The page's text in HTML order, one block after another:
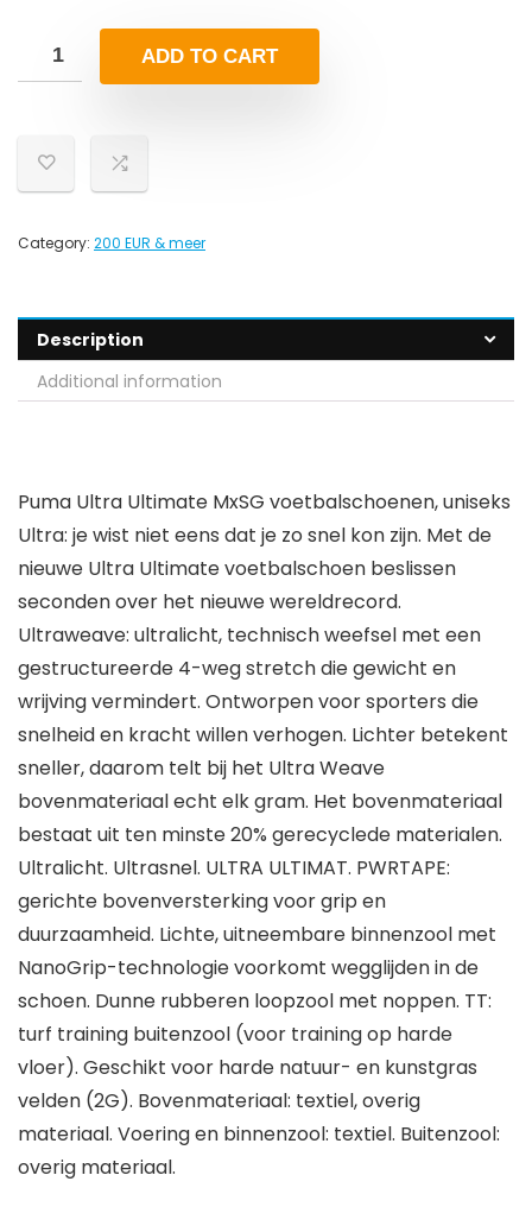
ADD TO CART
Category: 200 EUR & meer
Description
Additional information
Puma Ultra Ultimate MxSG voetbalschoenen, uniseks
Ultra: je wist niet eens dat je zo snel kon zijn. Met de
nieuwe Ultra Ultimate voetbalschoen beslissen
seconden over het nieuwe wereldrecord.
Ultraweave: ultralicht, technisch weefsel met een
gestructureerde 4-weg stretch die gewicht en
wrijving vermindert. Ontworpen voor sporters die
snelheid en kracht willen verhogen. Lichter betekent
sneller, daarom telt bij het Ultra Weave
bovenmateriaal echt elk gram. Het bovenmateriaal
bestaat uit ten minste 20% gerecyclede materialen.
Ultralicht. Ultrasnel. ULTRA ULTIMAT. PWRTAPE:
gerichte bovenversterking voor grip en
duurzaamheid. Lichte, uitneembare binnenzool met
NanoGrip-technologie voorkomt wegglijden in de
schoen. Dunne rubberen loopzool met noppen. TT:
turf training buitenzool (voor training op harde
vloer). Geschikt voor harde natuur- en kunstgras
velden (2G). Bovenmateriaal: textiel, overig
materiaal. Voering en binnenzool: textiel. Buitenzool:
overig materiaal.